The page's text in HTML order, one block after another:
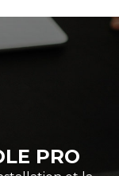
PRO